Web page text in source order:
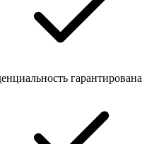
гарантирована